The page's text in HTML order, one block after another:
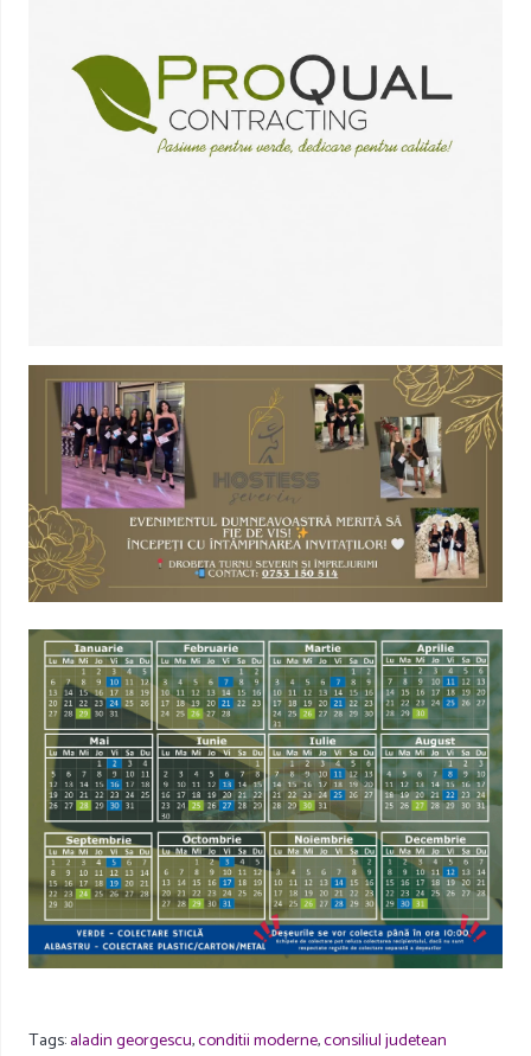
Tags:aladin georgescu,conditii moderne,consiliul judetean